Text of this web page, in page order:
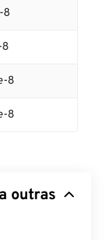
8
8
8
outras